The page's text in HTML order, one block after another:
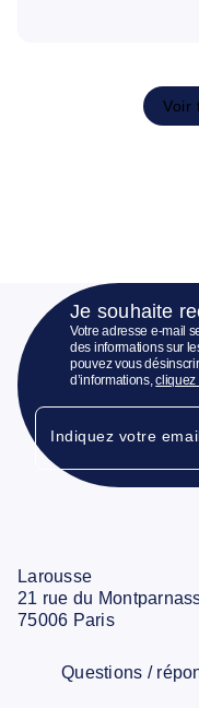
Voir
Je souhaite
Votre adresse e-mail
des informations sur
pouvez vous
d’informations,cliquez
Indiquez votre
Larousse
21 rue du
75006 Paris
Questions /